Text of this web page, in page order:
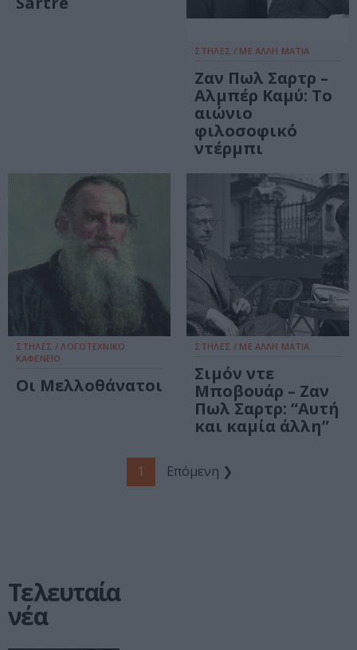
ΣΤΗΛΕΣ / ΜΕ ΑΛΛΗ ΜΑΤΙΑ
Ζαν Πωλ Σαρτρ –
Αλμπέρ Καμύ: Το
αιώνιο
φιλοσοφικό
ντέρμπι
ΣΤΗΛΕΣ / ΛΟΓΟΤΕΧΝΙΚΟ
ΚΑΦΕΝΕΙΟ
Οι Μελλοθάνατοι
ΣΤΗΛΕΣ / ΜΕ ΑΛΛΗ ΜΑΤΙΑ
Σιμόν ντε
Μποβουάρ – Ζαν
Πωλ Σαρτρ: “Αυτή
και καμία άλλη”
1 Επόμενη ❯
Τελευταία
νέα